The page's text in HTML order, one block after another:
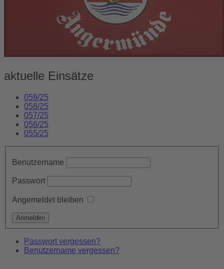
aktuelle Einsätze
059/25
058/25
057/25
056/25
055/25
Benutzername
Passwort
Angemeldet bleiben
Passwort vergessen?
Benutzername vergessen?